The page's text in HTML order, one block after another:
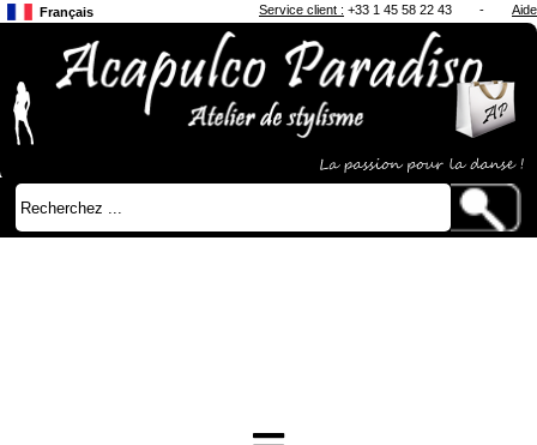
Français
Japonais
Service client : +33 1 45 58 22 43 - Aide